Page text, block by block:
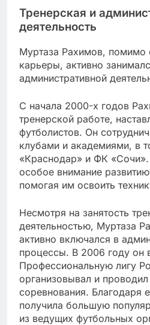
Тренерская и
деятельность
Муртаза Рахимов, помимо
карьеры, активно
административной
С начала 2000-х годов
тренерской работе,
футболистов. Он
клубами и академиями, в
«Краснодар» и ФК
особое внимание
помогая им освоить
Несмотря на занятость
деятельностью, Муртаза
активно включался в
процессы. В 2006 году он
Профессиональную лигу
организовывал и
соревнования. Благодаря
получила большую
из ведущих футбольных